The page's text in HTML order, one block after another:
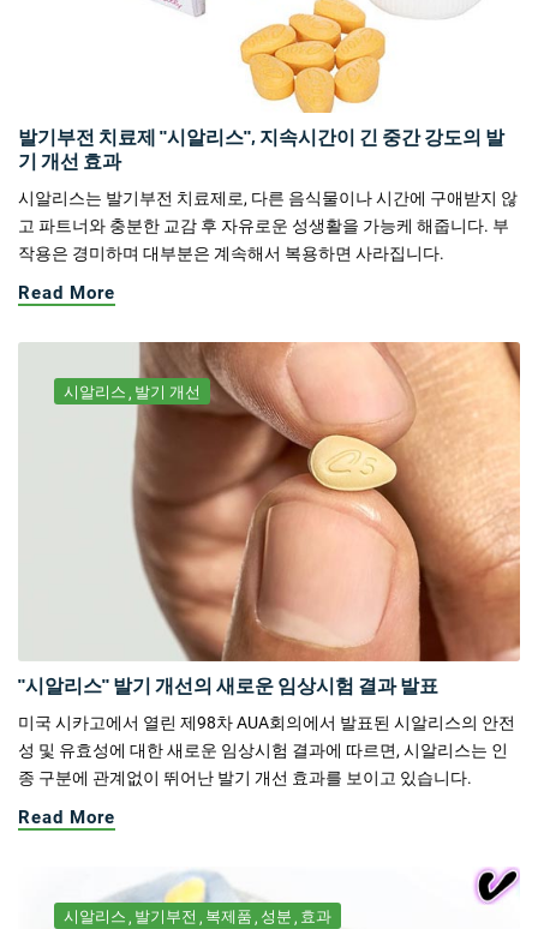
발기부전 치료제 "시알리스", 지속시간이 긴 중간 강도의 발
기 개선 효과
시알리스는 발기부전 치료제로, 다른 음식물이나 시간에 구애받지 않
고 파트너와 충분한 교감 후 자유로운 성생활을 가능케 해줍니다. 부
작용은 경미하며 대부분은 계속해서 복용하면 사라집니다.
Read More
시알리스 발기 개선
"시알리스" 발기 개선의 새로운 임상시험 결과 발표
미국 시카고에서 열린 제98차 AUA회의에서 발표된 시알리스의 안전
성 및 유효성에 대한 새로운 임상시험 결과에 따르면, 시알리스는 인
종 구분에 관계없이 뛰어난 발기 개선 효과를 보이고 있습니다.
Read More
시알리스 발기부전 복제품 성분 효과